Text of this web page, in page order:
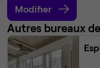
Modifier
Autres bureaux